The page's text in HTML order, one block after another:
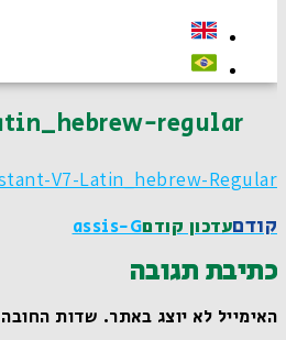
regular
V7-Latin_hebrew-Regular
קודםעדכון קודםAssis-G
כתיבת תגובה
האימייל לא יוצג באתר.שדות החובה